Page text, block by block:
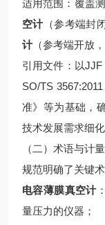
适用范围：覆盖
空计（参考端封
计（参考端开放
引用文件：以
SO/TS
准》等为基础，
技术发展需求细化
（二）术语与计
规范明确了关键
电容薄膜真空计
量压力的仪器；